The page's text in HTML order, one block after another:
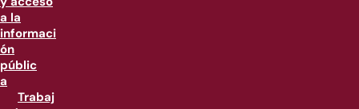
a la
informaci
ón
públic
a
Trabaj